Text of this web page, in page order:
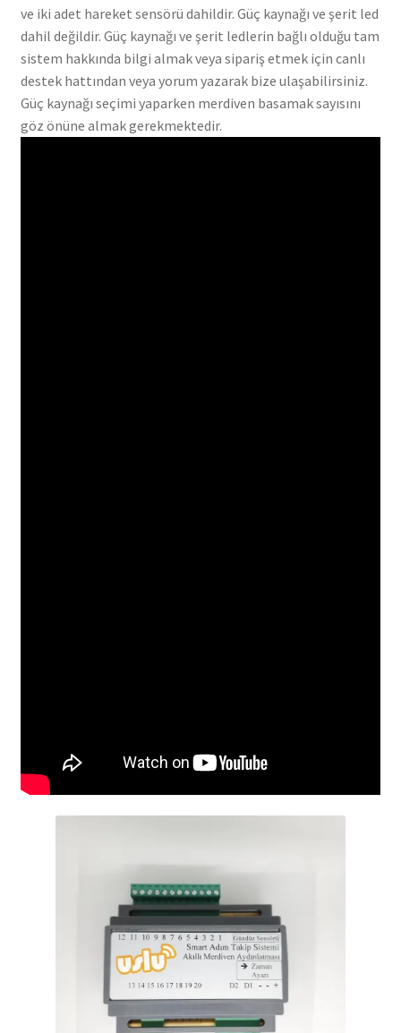
ve iki adet hareket sensörü dahildir. Güç kaynağı ve şerit led
dahil değildir. Güç kaynağı ve şerit ledlerin bağlı olduğu tam
sistem hakkında bilgi almak veya sipariş etmek için canlı
destek hattından veya yorum yazarak bize ulaşabilirsiniz.
Güç kaynağı seçimi yaparken merdiven basamak sayısını
göz önüne almak gerekmektedir.